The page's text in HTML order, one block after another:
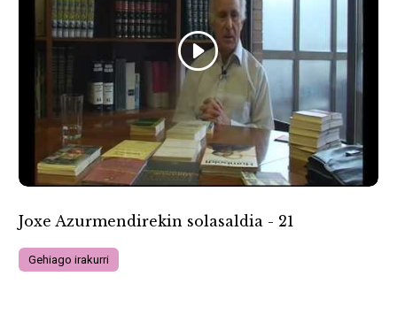
Joxe Azurmendirekin solasaldia - 21
Gehiago irakurri